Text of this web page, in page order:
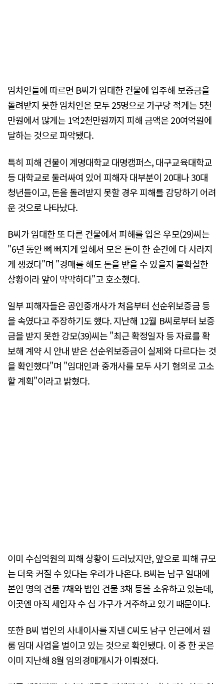
임차인들에 따르면 B씨가 임대한 건물에 입주해 보증금을
돌려받지 못한 임차인은 모두 25명으로 가구당 적게는 5천
만원에서 많게는 1억2천만원까지 피해 금액은 20여억원에
달하는 것으로 파악됐다.
특히 피해 건물이 계명대학교 대명캠퍼스, 대구교육대학교
등 대학교로 둘러싸여 있어 피해자 대부분이 20대나 30대
청년들이고, 돈을 돌려받지 못할 경우 피해를 감당하기 어려
운 것으로 나타났다.
B씨가 임대한 또 다른 건물에서 피해를 입은 우모(29)씨는
"6년 동안 뼈 빠지게 일해서 모은 돈이 한 순간에 다 사라지
게 생겼다"며 "경매를 해도 돈을 받을 수 있을지 불확실한
상황이라 앞이 막막하다"고 호소했다.
일부 피해자들은 공인중개사가 처음부터 선순위보증금 등
을 속였다고 주장하기도 했다. 지난해 12월 B씨로부터 보증
금을 받지 못한 강모(39)씨는 "최근 확정일자 등 자료를 확
보해 계약 시 안내 받은 선순위보증금이 실제와 다르다는 것
을 확인했다"며 "임대인과 중개사를 모두 사기 혐의로 고소
할 계획"이라고 밝혔다.
이미 수십억원의 피해 상황이 드러났지만, 앞으로 피해 규모
는 더욱 커질 수 있다는 우려가 나온다. B씨는 남구 일대에
본인 명의 건물 7채와 법인 건물 3채 등을 소유하고 있는데,
이곳엔 아직 세입자 수 십 가구가 거주하고 있기 때문이다.
또한 B씨 법인의 사내이사를 지낸 C씨도 남구 인근에서 원
룸 임대 사업을 벌이고 있는 것으로 확인됐다. 이 중 한 곳은
이미 지난해 8월 임의경매개시가 이뤄졌다.